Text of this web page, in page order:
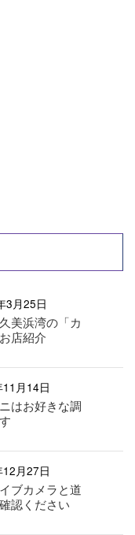
3月25日
美浜湾の「カ
店紹介
月14日
はお好きな調
月27日
ブカメラと道
認ください